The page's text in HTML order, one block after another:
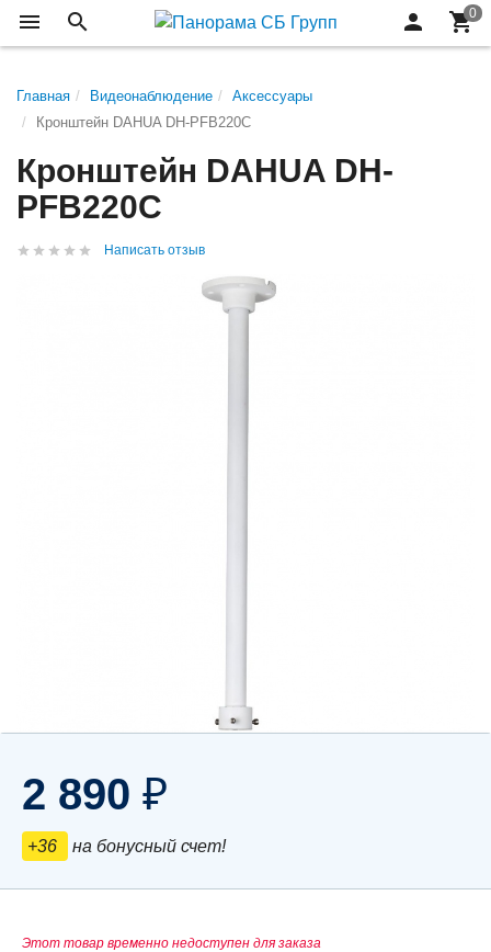
Главная Видеонаблюдение
Аксессуары
Кронштейн DAHUA DH-PFB220C
Кронштейн DAHUA DH-
PFB220C
Написать отзыв
2 890 ₽
+36 на бонусный счет!
Этот товар временно недоступен для заказа